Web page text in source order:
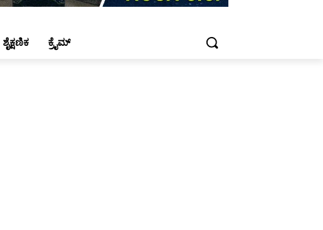
ಶೈಕ್ಷಣಿಕ ಕ್ರೈಮ್